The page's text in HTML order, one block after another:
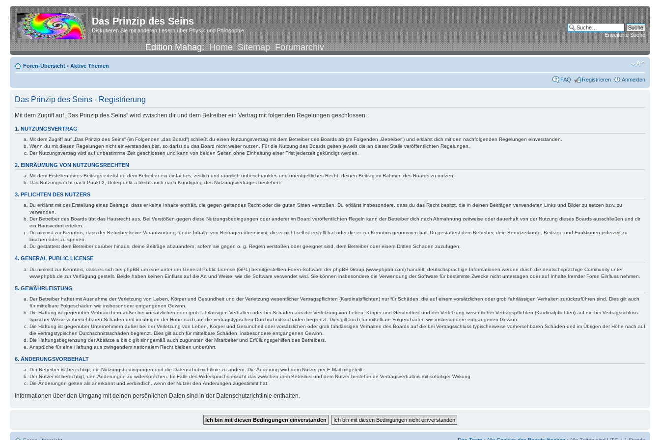
Das Prinzip des Seins
Diskutieren Sie mit anderen Lesern über Physik und Philosophie
Edition Mahag:Home Sitemap Forumarchiv
Erweiterte Suche
Foren-Übersicht • Aktive Themen
FAQ Registrieren Anmelden
Das Prinzip des Seins - Registrierung
Mit dem Zugriff auf „Das Prinzip des Seins“ wird zwischen dir und dem Betreiber ein Vertrag mit folgenden Regelungen geschlossen:
1. NUTZUNGSVERTRAG
Mit dem Zugriff auf „Das Prinzip des Seins“ (im Folgenden „das Board“) schließt du einen Nutzungsvertrag mit dem Betreiber des Boards ab (im Folgenden „Betreiber“) und erklärst dich mit den nachfolgenden Regelungen einverstanden.
Wenn du mit diesen Regelungen nicht einverstanden bist, so darfst du das Board nicht weiter nutzen. Für die Nutzung des Boards gelten jeweils die an dieser Stelle veröffentlichten Regelungen.
Der Nutzungsvertrag wird auf unbestimmte Zeit geschlossen und kann von beiden Seiten ohne Einhaltung einer Frist jederzeit gekündigt werden.
2. EINRÄUMUNG VON NUTZUNGSRECHTEN
Mit dem Erstellen eines Beitrags erteilst du dem Betreiber ein einfaches, zeitlich und räumlich unbeschränktes und unentgeltliches Recht, deinen Beitrag im Rahmen des Boards zu nutzen.
Das Nutzungsrecht nach Punkt 2, Unterpunkt a bleibt auch nach Kündigung des Nutzungsvertrages bestehen.
3. PFLICHTEN DES NUTZERS
Du erklärst mit der Erstellung eines Beitrags, dass er keine Inhalte enthält, die gegen geltendes Recht oder die guten Sitten verstoßen. Du erklärst insbesondere, dass du das Recht besitzt, die in deinen Beiträgen verwendeten Links und Bilder zu setzen bzw. zu
verwenden.
Der Betreiber des Boards übt das Hausrecht aus. Bei Verstößen gegen diese Nutzungsbedingungen oder anderer im Board veröffentlichten Regeln kann der Betreiber dich nach Abmahnung zeitweise oder dauerhaft von der Nutzung dieses Boards ausschließen und dir
ein Hausverbot erteilen.
Du nimmst zur Kenntnis, dass der Betreiber keine Verantwortung für die Inhalte von Beiträgen übernimmt, die er nicht selbst erstellt hat oder die er zur Kenntnis genommen hat. Du gestattest dem Betreiber, dein Benutzerkonto, Beiträge und Funktionen jederzeit zu
löschen oder zu sperren.
Du gestattest dem Betreiber darüber hinaus, deine Beiträge abzuändern, sofern sie gegen o. g. Regeln verstoßen oder geeignet sind, dem Betreiber oder einem Dritten Schaden zuzufügen.
4. GENERAL PUBLIC LICENSE
Du nimmst zur Kenntnis, dass es sich bei phpBB um eine unter der General Public License (GPL) bereitgestellten Foren-Software der phpBB Group (www.phpbb.com) handelt; deutschsprachige Informationen werden durch die deutschsprachige Community unter
www.phpbb.de zur Verfügung gestellt. Beide haben keinen Einfluss auf die Art und Weise, wie die Software verwendet wird. Sie können insbesondere die Verwendung der Software für bestimmte Zwecke nicht untersagen oder auf Inhalte fremder Foren Einfluss nehmen.
5. GEWÄHRLEISTUNG
Der Betreiber haftet mit Ausnahme der Verletzung von Leben, Körper und Gesundheit und der Verletzung wesentlicher Vertragspflichten (Kardinalpflichten) nur für Schäden, die auf einem vorsätzlichen oder grob fahrlässigen Verhalten zurückzuführen sind. Dies gilt auch
für mittelbare Folgeschäden wie insbesondere entgangenen Gewinn.
Die Haftung ist gegenüber Verbrauchern außer bei vorsätzlichen oder grob fahrlässigen Verhalten oder bei Schäden aus der Verletzung von Leben, Körper und Gesundheit und der Verletzung wesentlicher Vertragspflichten (Kardinalpflichten) auf die bei Vertragsschluss
typischer Weise vorhersehbaren Schäden und im übrigen der Höhe nach auf die vertragstypischen Durchschnittsschäden begrenzt. Dies gilt auch für mittelbare Folgeschäden wie insbesondere entgangenen Gewinn.
Die Haftung ist gegenüber Unternehmern außer bei der Verletzung von Leben, Körper und Gesundheit oder vorsätzlichen oder grob fahrlässigen Verhalten des Boards auf die bei Vertragsschluss typischerweise vorhersehbaren Schäden und im Übrigen der Höhe nach auf
die vertragstypischen Durchschnittsschäden begrenzt. Dies gilt auch für mittelbare Schäden, insbesondere entgangenen Gewinn.
Die Haftungsbegrenzung der Absätze a bis c gilt sinngemäß auch zugunsten der Mitarbeiter und Erfüllungsgehilfen des Betreibers.
Ansprüche für eine Haftung aus zwingendem nationalem Recht bleiben unberührt.
6. ÄNDERUNGSVORBEHALT
Der Betreiber ist berechtigt, die Nutzungsbedingungen und die Datenschutzrichtlinie zu ändern. Die Änderung wird dem Nutzer per E-Mail mitgeteilt.
Der Nutzer ist berechtigt, den Änderungen zu widersprechen. Im Falle des Widerspruchs erlischt das zwischen dem Betreiber und dem Nutzer bestehende Vertragsverhältnis mit sofortiger Wirkung.
Die Änderungen gelten als anerkannt und verbindlich, wenn der Nutzer den Änderungen zugestimmt hat.
Informationen über den Umgang mit deinen persönlichen Daten sind in der Datenschutzrichtlinie enthalten.